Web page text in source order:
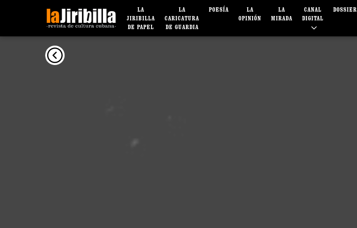
LA
JIRIBILLA
DE PAPEL
LA
CARICATURA
DE GUARDIA
POESÍA
LA
OPINIÓN
LA
MIRADA
CANAL
DIGITAL
DOSSIER